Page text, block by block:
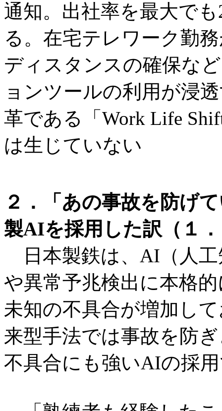
通知。出社率を最大で
る。在宅テレワーク勤
ディスタンスの確保な
ョンツールの利用が浸
革である「Work Life
は生じていない
２．「あの事故を防げ
製AIを採用した訳（１
日本製鉄は、AI（人工
や異常予兆検出に本格
未知の不具合が増加し
来型手法では事故を防
不具合にも強いAIの採